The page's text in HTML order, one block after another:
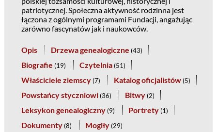
patriotycznej. Społeczna aktywność rodzinna jest
łączona z ogólnymi programami Fundacji, angażując
zarówno fascynatów jak i naukowców.
Opis Drzewa genealogiczne (43)
Biografie (19) Czytelnia (51)
Właściciele ziemscy (7) Katalog oficjalistów (5)
Powstańcy styczniowi (36) Bitwy (2)
Leksykon genealogiczny (9) Portrety (1)
Dokumenty (8) Mogiły (29)